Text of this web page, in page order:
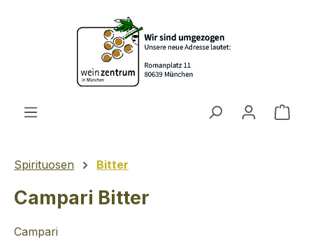
Zum Hauptinhalt springen
Spirituosen Bitter
Campari Bitter
Campari